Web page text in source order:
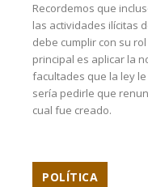
Recordemos que
las actividades ilícitas
debe cumplir con su
principal es aplicar la
facultades que la ley
sería pedirle que
cual fue creado.
POLÍTICA